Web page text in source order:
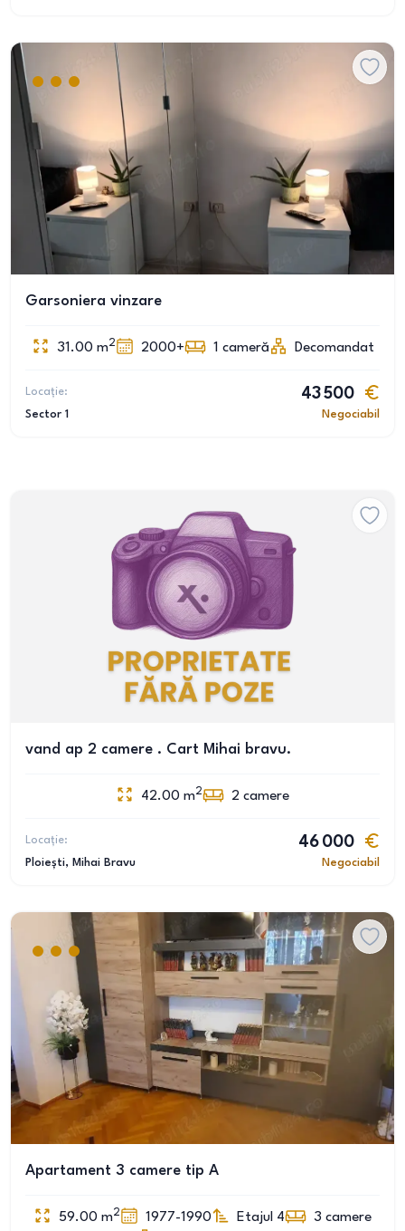
Garsoniera vinzare
31.00 m2 2000+ 1 cameră Decomandat
Locație:
Sector 1
43 500
Negociabil
vand ap 2 camere . Cart Mihai bravu.
42.00 m2 2 camere
Locație:
Ploiești, Mihai Bravu
46 000
Negociabil
Apartament 3 camere tip A
59.00 m2 1977-1990 Etajul 4 3 camere